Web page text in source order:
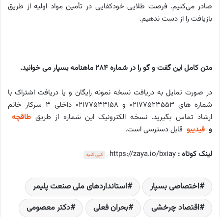
صادر می‌کنیم. فرصت طلایی خودکفایی در تأمین مواد اولیه از طریق
بازیافت را از دست ندهیم.
متن کامل این گفت و گو را در شماره 284 ماهنامه بسپار می خوانید.
در صورت تمایل به دریافت نسخه نمونه رایگان و یا دریافت اشتراک با
شماره های ۰۲۱۷۷۵۲۳۵۵۳ و ۰۲۱۷۷۵۳۳۱۵۸ داخلی ۳ سرکار خانم
ارشاد تماس بگیرید. نسخه الکترونیک این شماره از طریق طاقچه
و فیدیبو قابل دسترسی است.
لینک کوتاه : https://zaya.io/bx1ay کپی کنید
اختصاصی بسپار
استانداردهای ملی صنعت پلیمر
اقتصاد چرخشی
بحران فعلی دکتر معصومی